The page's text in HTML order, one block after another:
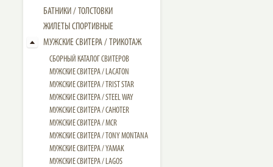
БАТНИКИ / ТОЛСТОВКИ
ЖИЛЕТЫ СПОРТИВНЫЕ
МУЖСКИЕ СВИТЕРА / ТРИКОТАЖ
СБОРНЫЙ КАТАЛОГ СВИТЕРОВ
МУЖСКИЕ СВИТЕРА / LACATON
МУЖСКИЕ СВИТЕРА / TRIST STAR
МУЖСКИЕ СВИТЕРА / STEEL WAY
МУЖСКИЕ СВИТЕРА / CAHOTER
МУЖСКИЕ CВИТЕРА / MCR
МУЖСКИЕ CВИТЕРА / TONY MONTANA
МУЖСКИЕ СВИТЕРА / YAMAK
МУЖСКИЕ СВИТЕРА / LAGOS